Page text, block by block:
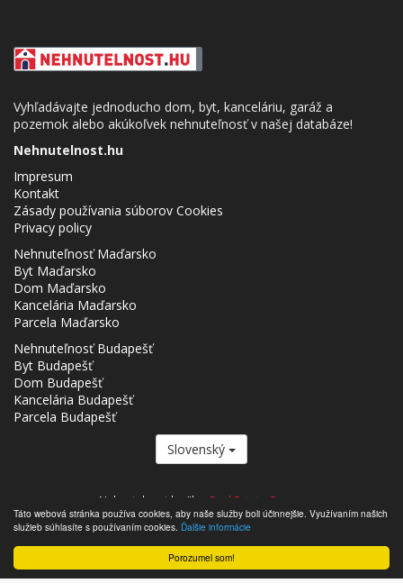
Porozumel som!
Táto webová stránka používa cookies, aby naše služby boli účinnejšie. Využívaním našich
služieb súhlasíte s používaním cookies. Ďalšie informácie
Vyhľadávajte jednoducho dom, byt, kanceláriu, garáž a
pozemok alebo akúkoľvek nehnuteľnosť v našej databáze!
Nehnutelnost.hu
Impresum
Kontakt
Zásady používania súborov Cookies
Privacy policy
Nehnuteľnosť Maďarsko
Byt Maďarsko
Dom Maďarsko
Kancelária Maďarsko
Parcela Maďarsko
Nehnuteľnosť Budapešť
Byt Budapešť
Dom Budapešť
Kancelária Budapešť
Parcela Budapešť
Slovenský
Nehnutelnost.hu člen Real Estate Group.
- Nehnutelnost.hu © 2026 Všetky práva vyhradené